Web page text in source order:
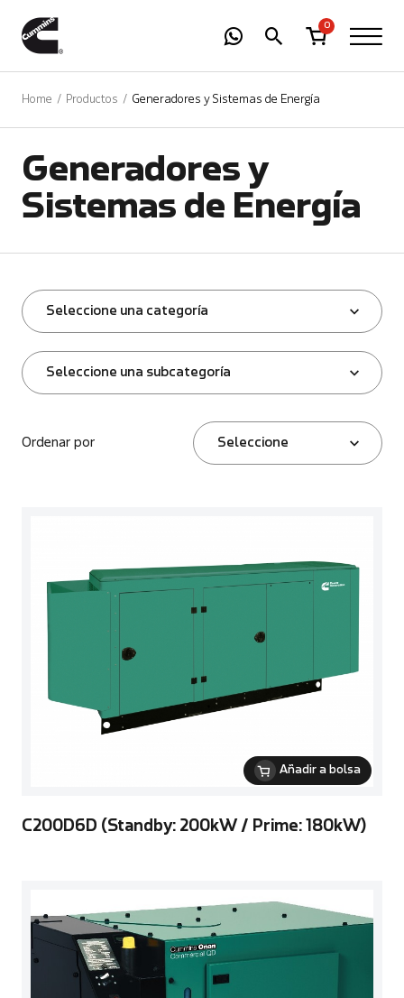
0
Home Productos Generadores y Sistemas de Energía
Generadores y
Sistemas de Energía
Seleccione una categoría
Seleccione una subcategoría
Ordenar por Seleccione
Añadir a bolsa
C200D6D (Standby: 200kW / Prime: 180kW)